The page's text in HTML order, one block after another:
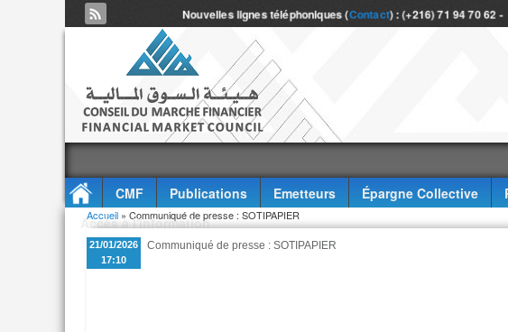
Nouvelles lignes téléphoniques (Contact) : (+216) 71 94 70 62 -
CMF Publications Emetteurs Épargne Collective
Accès à l'information
Vous êtes ici
Accueil » Communiqué de presse : SOTIPAPIER
21/01/2026
17:10
Communiqué de presse : SOTIPAPIER